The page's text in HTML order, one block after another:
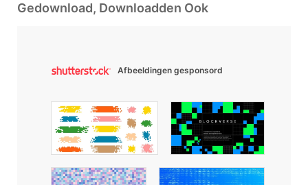
Gedownload, Downloadden Ook
Afbeeldingen gesponsord